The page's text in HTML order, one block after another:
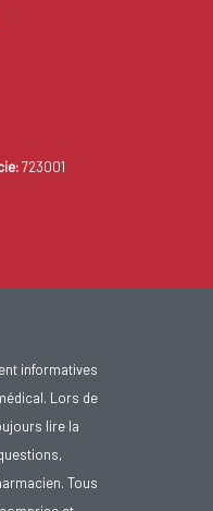
723001
informatives
Lors de
lire la
Tous